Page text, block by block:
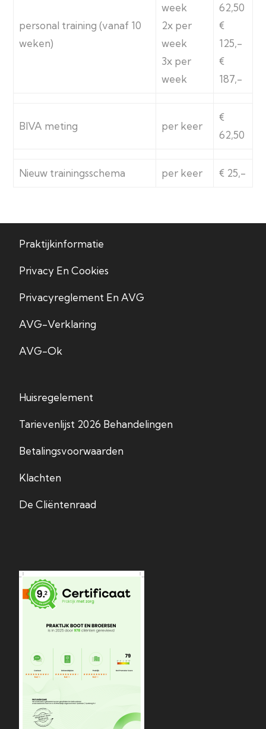
personal training (vanaf 10
weken)
week
2x per
week
3x per
week
62,50
€
125,-
€
187,-
BIVA meting per keer
€
62,50
Nieuw trainingsschema per keer € 25,-
Praktijkinformatie
Privacy En Cookies
Privacyreglement En AVG
AVG-Verklaring
AVG-Ok
Huisregelement
Tarievenlijst 2026 Behandelingen
Betalingsvoorwaarden
Klachten
De Cliëntenraad